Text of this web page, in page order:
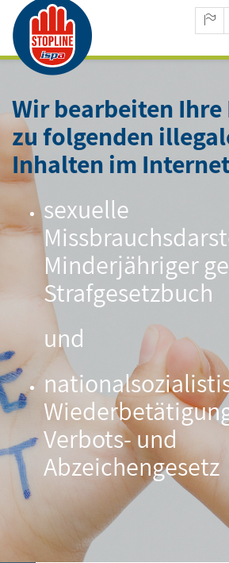
Wir bearbeiten
zu folgenden
Inhalten im
sexuelle
Minderjähriger
Strafgesetzbuch
und
Verbots- und
Abzeichengesetz